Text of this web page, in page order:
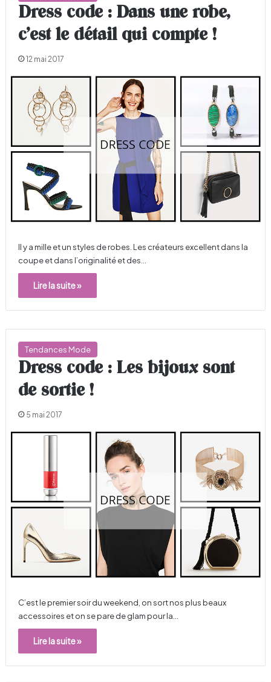
Dress code : Dans une robe,
c’est le détail qui compte !
12 mai 2017
Il y a mille et un styles de robes. Les créateurs excellent dans la
coupe et dans l’originalité et des…
Lire la suite »
Tendances Mode
Dress code : Les bijoux sont
de sortie !
5 mai 2017
C’est le premier soir du weekend, on sort nos plus beaux
accessoires et on se pare de glam pour la…
Lire la suite »